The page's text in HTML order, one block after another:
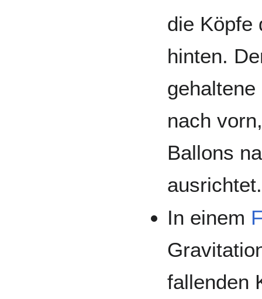
die Köpfe
hinten.
nach
Ballons
ausrichtet.
In einem
fallenden